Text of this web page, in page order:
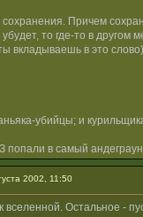
сохранения. Причем
убудет, то где-то в
вкладываешь в это
убийцы; и
попали в самый
2002, 11:50
вселенной. Остальное -